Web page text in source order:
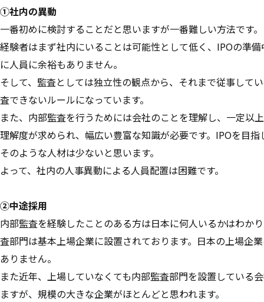
①社内の異動
一番初めに検討することだと思いますが一番難しい方法です。
経験者はまず社内にいることは可能性として低く、IPOの準
に人員に余裕もありません。
そして、監査としては独立性の観点から、それまで従事して
査できないルールになっています。
また、内部監査を行うためには会社のことを理解し、一定以
理解度が求められ、幅広い豊富な知識が必要です。IPOを目
そのような人材は少ないと思います。
よって、社内の人事異動による人員配置は困難です。
②中途採用
内部監査を経験したことのある方は日本に何人いるかはわか
査部門は基本上場企業に設置されております。日本の上場企
ありません。
また近年、上場していなくても内部監査部門を設置している
ますが、規模の大きな企業がほとんどと思われます。